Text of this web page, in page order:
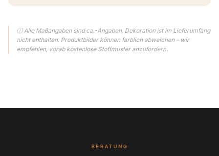
ⓘ Alle Maßangaben sind ca.-Angaben. Dekoration ist im Lieferumfang
nicht enthalten. Produktbilder können farblich abweichen – wir
empfehlen, vorab kostenlose Stoffmuster anzufordern.
BERATUNG